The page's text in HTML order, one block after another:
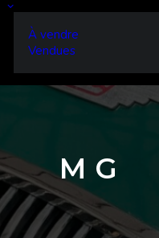
À vendre
Vendues
MG